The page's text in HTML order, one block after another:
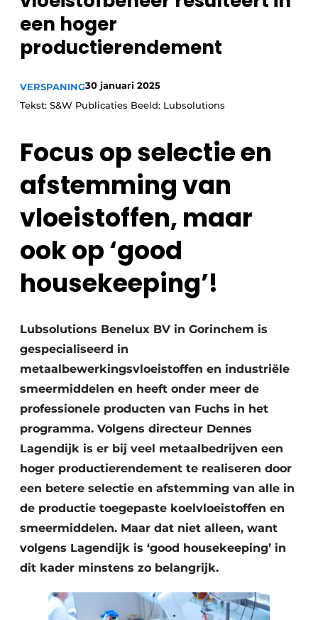
Vacature aanmelden
Vacatures
een hoger
productierendement
VERSPANING30 januari 2025
Tekst: S&W Publicaties Beeld: Lubsolutions
Focus op selectie en
afstemming van
vloeistoffen, maar
ook op ‘good
housekeeping’!
Lubsolutions Benelux BV in Gorinchem is
gespecialiseerd in
metaalbewerkingsvloeistoffen en industriële
smeermiddelen en heeft onder meer de
professionele producten van Fuchs in het
programma. Volgens directeur Dennes
Lagendijk is er bij veel metaalbedrijven een
hoger productierendement te realiseren door
een betere selectie en afstemming van alle in
de productie toegepaste koelvloeistoffen en
smeermiddelen. Maar dat niet alleen, want
volgens Lagendijk is ‘good housekeeping’ in
dit kader minstens zo belangrijk.